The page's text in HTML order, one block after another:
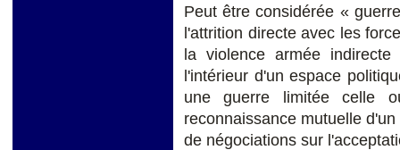
Peut être considérée «
l'attrition directe avec les
la violence armée
l'intérieur d'un espace
une guerre limitée celle
reconnaissance mutuelle
de négociations sur